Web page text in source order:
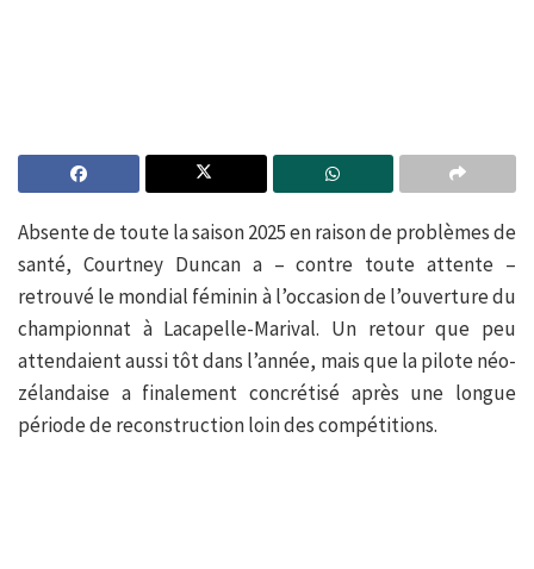
Absente de toute la saison 2025 en raison de problèmes de
santé, Courtney Duncan a – contre toute attente –
retrouvé le mondial féminin à l’occasion de l’ouverture du
championnat à Lacapelle-Marival. Un retour que peu
attendaient aussi tôt dans l’année, mais que la pilote néo-
zélandaise a finalement concrétisé après une longue
période de reconstruction loin des compétitions.